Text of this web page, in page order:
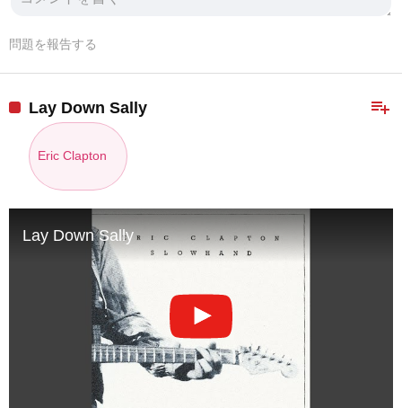
問題を報告する
playlist_add
Lay Down Sally
Eric Clapton
Lay Down Sally